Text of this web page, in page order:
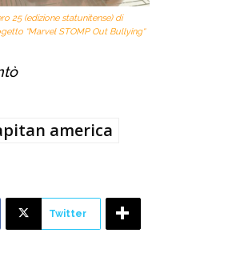
25 (edizione statunitense) di
“MarvelSTOMP Out Bullying“
america
Twitter